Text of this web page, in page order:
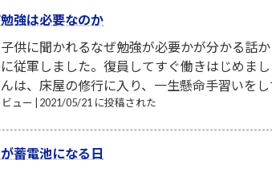
強は必要なのか
供に聞かれるなぜ勉強が必要かが分かる話
従軍しました。復員してすぐ働きはじめま
は、床屋の修行に入り、一生懸命手習いを
ュー 2021/05/21 に投稿された
蓄電池になる日